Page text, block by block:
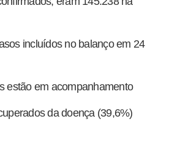
incluídos no balanço em 24
estão em acompanhamento
da doença (39,6%)